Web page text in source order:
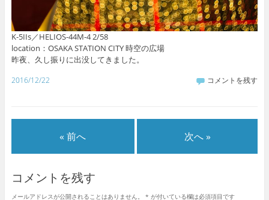
K-5IIs／HELIOS-44M-4 2/58
location：OSAKA STATION CITY 時空の広場
昨夜、久し振りに出没してきました。
2016/12/22 コメントを残す
« 前へ 次へ »
コメントを残す
メールアドレスが公開されることはありません。 * が付いている欄は必須項目です